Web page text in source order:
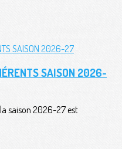
SAISON 2026-
saison 2026-27 est